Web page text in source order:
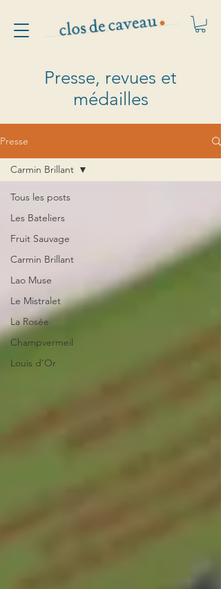
Presse, revues et
médailles
Presse
Tous les posts
Les Bateliers
Fruit Sauvage
Carmin Brillant
Lao Muse
Le Mistralet
La Rosée
Champvermeil
Louis d'Or
Carmin Brillant